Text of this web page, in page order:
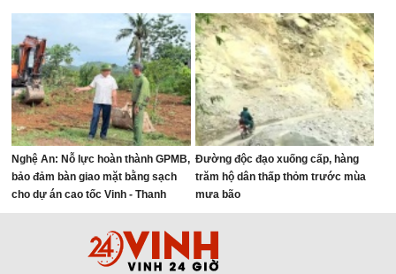
Nghệ An: Nỗ lực hoàn thành GPMB,
bảo đảm bàn giao mặt bằng sạch
cho dự án cao tốc Vinh - Thanh
Thủy
Đường độc đạo xuống cấp, hàng
trăm hộ dân thấp thỏm trước mùa
mưa bão